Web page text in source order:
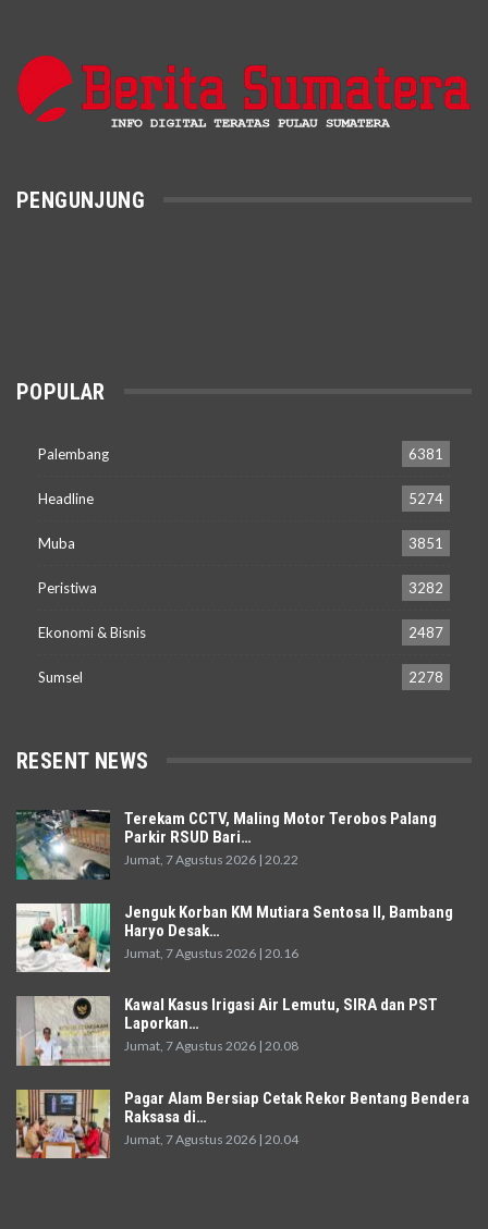
PENGUNJUNG
POPULAR
Palembang 6381
Headline 5274
Muba 3851
Peristiwa 3282
Ekonomi & Bisnis 2487
Sumsel 2278
RESENT NEWS
Terekam CCTV, Maling Motor Terobos Palang
Parkir RSUD Bari…
Jumat, 7 Agustus 2026 | 20.22
Jenguk Korban KM Mutiara Sentosa II, Bambang
Haryo Desak…
Jumat, 7 Agustus 2026 | 20.16
Kawal Kasus Irigasi Air Lemutu, SIRA dan PST
Laporkan…
Jumat, 7 Agustus 2026 | 20.08
Pagar Alam Bersiap Cetak Rekor Bentang Bendera
Raksasa di…
Jumat, 7 Agustus 2026 | 20.04